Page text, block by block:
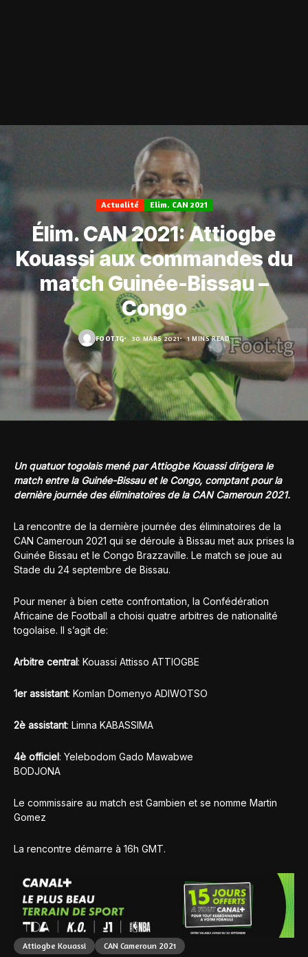
Actualité Elim. CAN 2021
Élim. CAN 2021: Attiogbe
Kouassi aux commandes du
match Guinée-Bissau –
Congo
FOOT.TG 30 MARS 2021 1 MINS READ
Un quatuor togolais mené par Attiogbe Kouassi dirigera le
match entre la Guinée-Bissau et le Congo, comptant pour la
dernière journée des éliminatoires de la CAN Cameroun 2021.
La rencontre de la dernière journée des éliminatoires de la
CAN Cameroun 2021 qui se déroule à Bissau met aux prises la
Guinée Bissau et le Congo Brazzaville. Le match se joue au
Stade du 24 septembre de Bissau.
Pour mener à bien cette confrontation, la Confédération
Africaine de Football a choisi quatre arbitres de nationalité
togolaise. Il s’agit de:
Arbitre central: Kouassi Attisso ATTIOGBE
1er assistant: Komlan Domenyo ADIWOTSO
2è assistant: Limna KABASSIMA
4è officiel: Yelebodom Gado Mawabwe
BODJONA
Le commissaire au match est Gambien et se nomme Martin
Gomez
La rencontre démarre à 16h GMT.
Attiogbe Kouassi CAN Cameroun 2021